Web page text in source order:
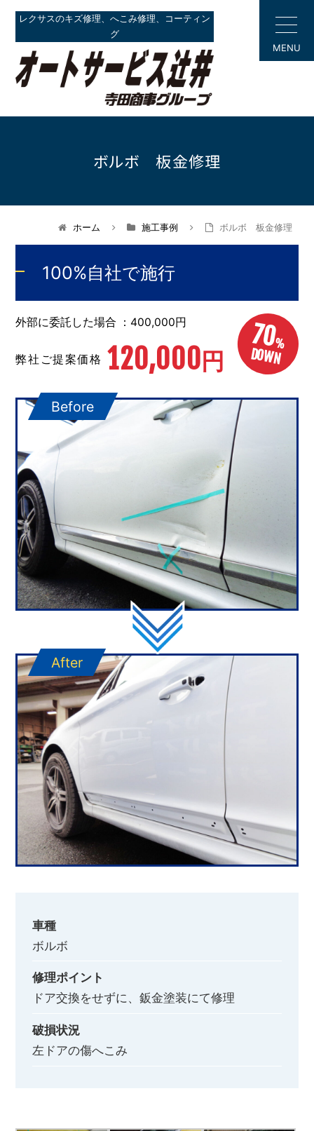
レクサスのキズ修理、へこみ修理、コーティン
グ
MENU
ボルボ 板金修理
ホーム 施工事例 ボルボ 板金修理
100%自社で施行
外部に委託した場合 ：400,000円
弊社ご提案価格 120,000円
70%
DOWN
Before
After
車種
ボルボ
修理ポイント
ドア交換をせずに、鈑金塗装にて修理
破損状況
左ドアの傷へこみ